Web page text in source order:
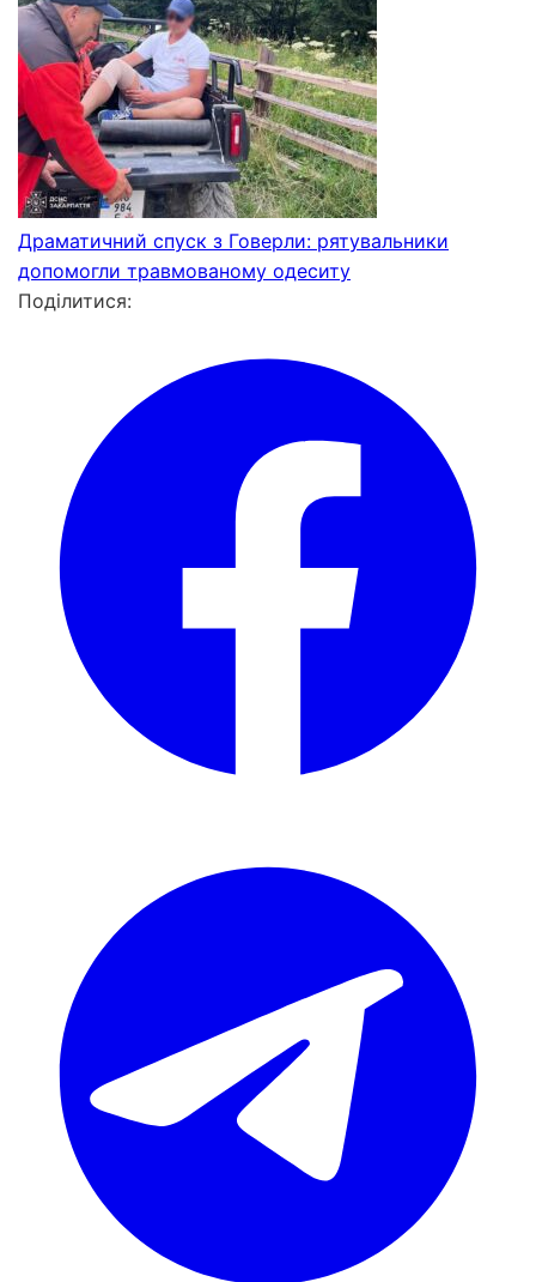
Драматичний спуск з Говерли: рятувальники
допомогли травмованому одеситу
Поділитися: